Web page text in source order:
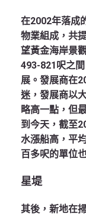
在2002年落成
物業組成，共
望黃金海岸景
493-821呎之
展。發展商在
迷，發展商以
略高一點，但
到今天，截至
水漲船高，平
百多呎的單位
星堤
其後，新地在